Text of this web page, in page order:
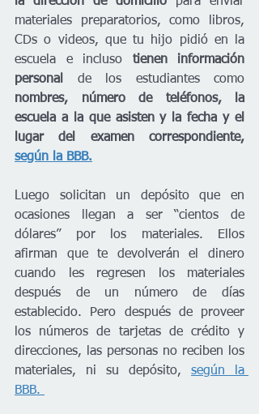
materiales preparatorios, como libros,
CDs o videos, que tu hijo pidió en la
escuela e incluso tienen información
personal
nombres, número de teléfonos, la
escuela a la que asisten y la fecha y el
según la BBB.
Luego solicitan un depósito que en
ocasiones llegan a ser “cientos de
dólares” por los materiales. Ellos
afirman que te devolverán el dinero
cuando les regresen los materiales
después de un número de días
establecido. Pero después de proveer
los números de tarjetas de crédito y
direcciones, las personas no reciben los
materiales, ni su depósito, según la
BBB.